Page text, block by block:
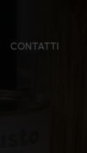
CONTATTI